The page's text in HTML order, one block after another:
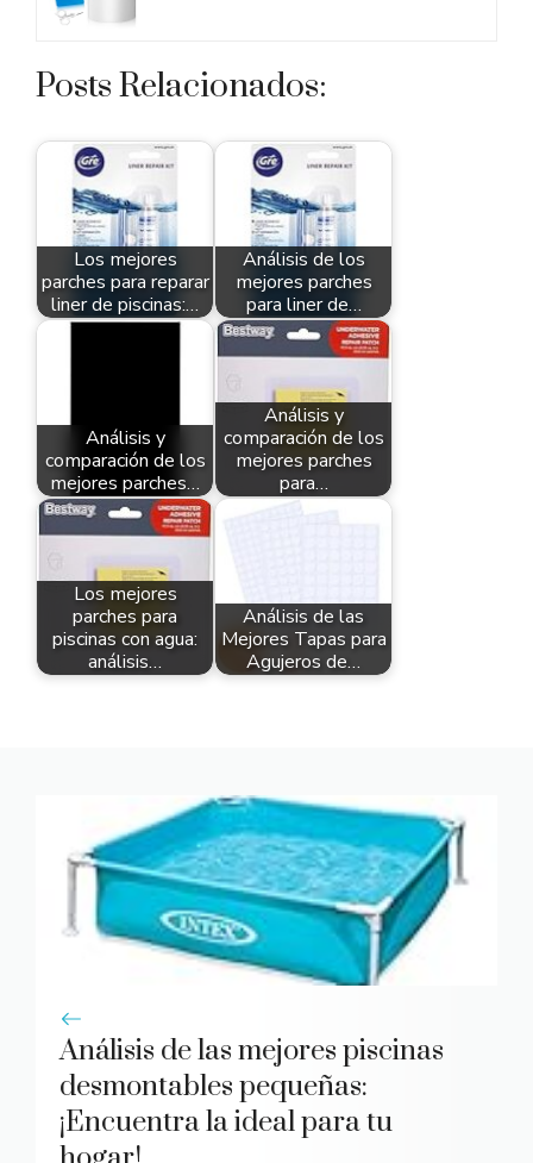
Posts Relacionados:
Los mejores
parches para reparar
liner de piscinas:…
Análisis de los
mejores parches
para liner de…
Análisis y
comparación de los
mejores parches…
Análisis y
comparación de los
mejores parches
para…
Los mejores
parches para
piscinas con agua:
análisis…
Análisis de las
Mejores Tapas para
Agujeros de…
Análisis de las mejores piscinas
desmontables pequeñas:
¡Encuentra la ideal para tu